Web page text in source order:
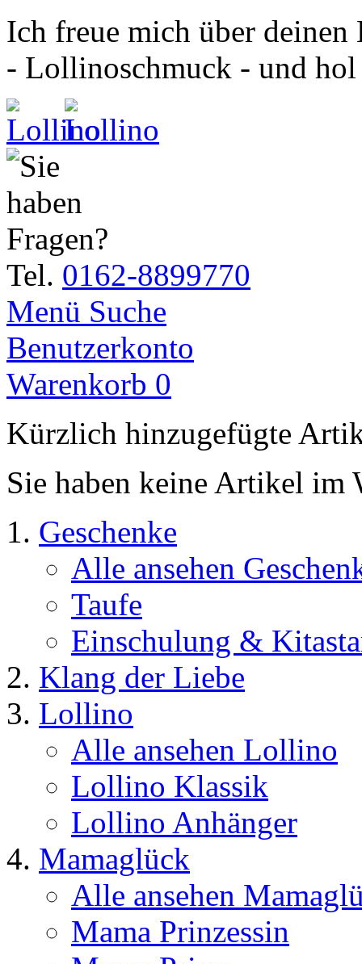
Ich freue mich über
- Lollinoschmuck - und
Tel. 0162-8899770
Menü Suche
Benutzerkonto
Warenkorb 0
Kürzlich hinzugefügte
Sie haben keine Artikel im
Geschenke
Alle ansehen
Taufe
Einschulung &
Klang der Liebe
Lollino
Alle ansehen Lollino
Lollino Klassik
Lollino Anhänger
Mamaglück
Alle ansehen
Mama Prinzessin